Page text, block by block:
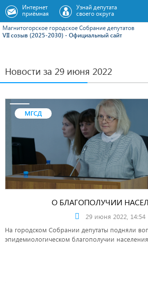
Магнитогорское городское Cобрание депутатов
VII созыв (2025-2030) - Официальный сайт
Интернет
приёмная
Узнай депутата
своего округа
Новости за 29 июня 2022
МГСД
О БЛАГОПОЛУЧИИ
29 июня 2022, 14:54
На городском Собрании депутаты подняли
эпидемиологическом благополучии